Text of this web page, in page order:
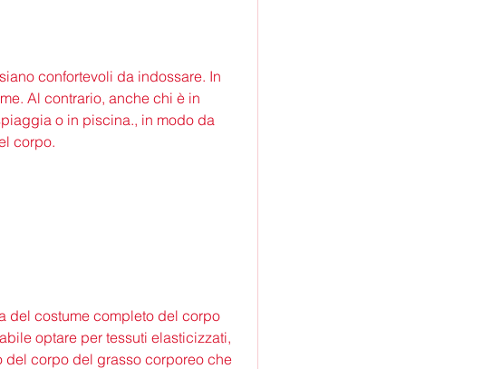
Al contrario, anche chi è in
o in piscina., in modo da
corpo.
del costume completo del corpo
optare per tessuti elasticizzati,
corpo del grasso corporeo che